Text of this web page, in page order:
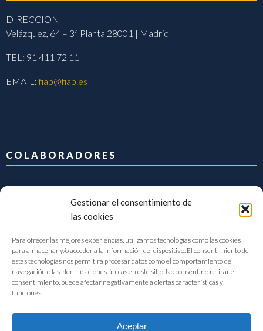
Gestionar el consentimiento de
las cookies
Para ofrecer las mejores experiencias, utilizamos tecnologías como las cookies
para almacenar y/o acceder a la información del dispositivo. El consentimiento de
estas tecnologías nos permitirá procesar datos como el comportamiento de
navegación o las identificaciones únicas en este sitio. No consentir o retirar el
consentimiento, puede afectar negativamente a ciertas características y
funciones.
Aceptar
DIRECCIÓN
Velázquez, 64 – 3ª Planta 28001 | Madrid
TEL: 91 411 72 11
EMAIL:fiab@fiab.es
COLABORADORES